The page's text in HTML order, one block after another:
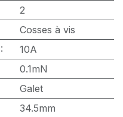
2
Cosses à vis
:
10A
0.1mN
Galet
34.5mm